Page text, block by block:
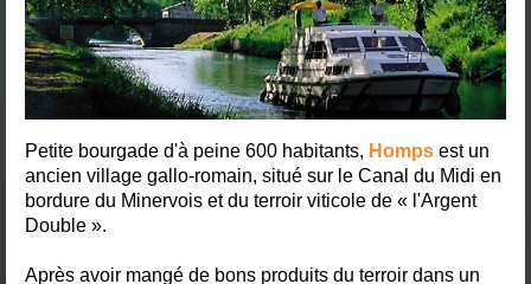
Petite bourgade d'à peine 600 habitants, Homps est un
ancien village gallo-romain, situé sur le Canal du Midi en
bordure du Minervois et du terroir viticole de « l'Argent
Double ».
Après avoir mangé de bons produits du terroir dans un